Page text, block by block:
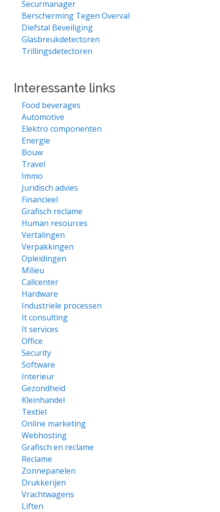
Securmanager
Berscherming Tegen Overval
Diefstal Beveiliging
Glasbreukdetectoren
Trillingsdetectoren
Interessante links
Food beverages
Automotive
Elektro componenten
Energie
Bouw
Travel
Immo
Juridisch advies
Financieel
Grafisch reclame
Human resources
Vertalingen
Verpakkingen
Opleidingen
Milieu
Callcenter
Hardware
Industriele processen
It consulting
It services
Office
Security
Software
Interieur
Gezondheid
Kleinhandel
Textiel
Online marketing
Webhosting
Grafisch en reclame
Reclame
Zonnepanelen
Drukkerijen
Vrachtwagens
Liften